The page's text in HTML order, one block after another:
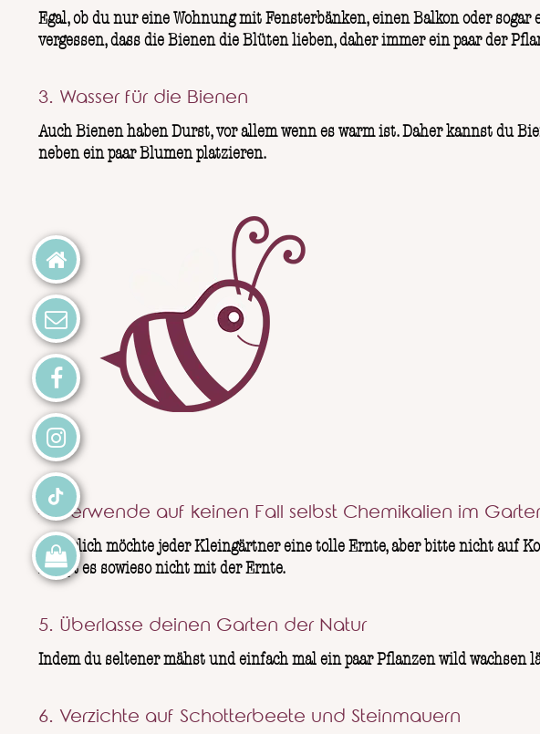
Egal, ob du nur eine Wohnung mit Fensterbänken, einen Balkon oder
vergessen, dass die Bienen die Blüten lieben, daher immer ein paar der
3. Wasser für die Bienen
Auch Bienen haben Durst, vor allem wenn es warm ist. Daher kannst du
neben ein paar Blumen platzieren.
4. Verwende auf keinen Fall selbst Chemikalien im
Natürlich möchte jeder Kleingärtner eine tolle Ernte, aber bitte nicht auf
klappt es sowieso nicht mit der Ernte.
5. Überlasse deinen Garten der Natur
Indem du seltener mähst und einfach mal ein paar Pflanzen wild
6. Verzichte auf Schotterbeete und Steinmauern